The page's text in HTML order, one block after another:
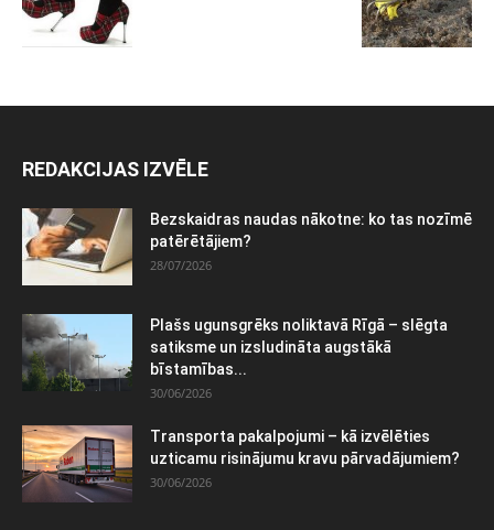
REDAKCIJAS IZVĒLE
Bezskaidras naudas nākotne: ko tas nozīmē
patērētājiem?
28/07/2026
Plašs ugunsgrēks noliktavā Rīgā – slēgta
satiksme un izsludināta augstākā
bīstamības...
30/06/2026
Transporta pakalpojumi – kā izvēlēties
uzticamu risinājumu kravu pārvadājumiem?
30/06/2026